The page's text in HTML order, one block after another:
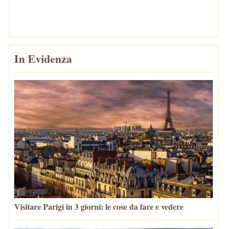
In Evidenza
Visitare Parigi in 3 giorni: le cose da fare e vedere